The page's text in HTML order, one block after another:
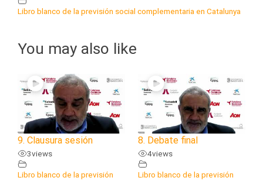
Libro blanco de la previsión social complementaria en Catalunya
You may also like
9. Clausura sesión
3views
Libro blanco de la previsión
8. Debate final
4views
Libro blanco de la previsión